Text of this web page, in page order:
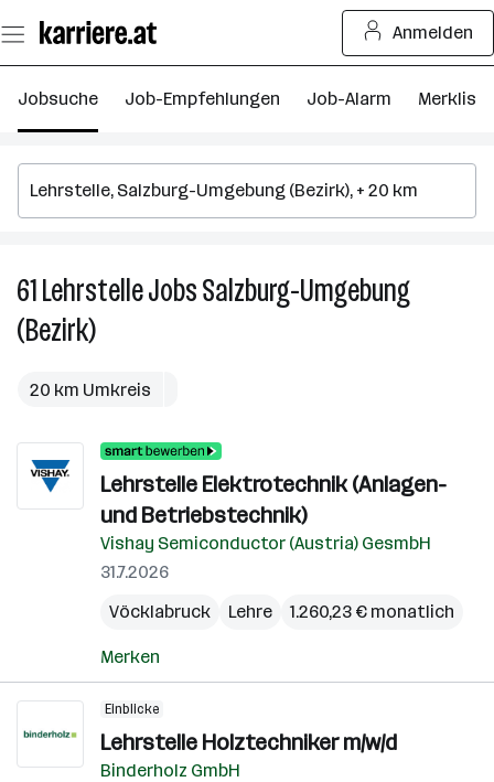
Seiteninhalt
springen
Anmelden
Jobsuche Job-Empfehlungen Job-Alarm Merkliste
61LehrstelleJobsSalzburg-Umgebung
(Bezirk)
20 km Umkreis
Lehrstelle Elektrotechnik (Anlagen-
und Betriebstechnik)
Vishay Semiconductor (Austria) GesmbH
31.7.2026
Vöcklabruck
Lehre 1.260,23 € monatlich
Merken
Einblicke
Lehrstelle Holztechniker m/w/d
Binderholz GmbH